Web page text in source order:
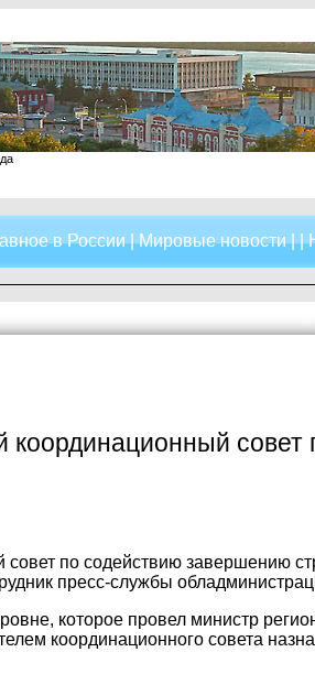
в России|Мировые новости| |
координационный
по содействию завершению
пресс-службы
которое провел министр
координационного совета